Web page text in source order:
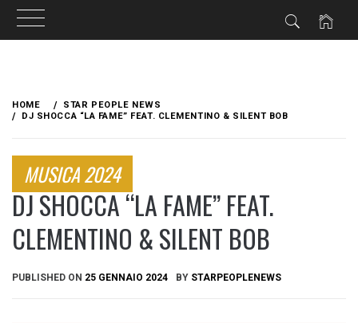
content
HOME
STAR PEOPLE NEWS
DJ SHOCCA “LA FAME” FEAT. CLEMENTINO & SILENT BOB
MUSICA 2024
DJ SHOCCA “LA FAME” FEAT.
CLEMENTINO & SILENT BOB
PUBLISHED ON 25 GENNAIO 2024 BY STARPEOPLENEWS